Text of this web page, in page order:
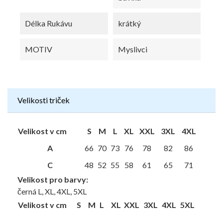
Délka Rukávu krátký
MOTIV Myslivci
Velikosti triček
Velikost v cm S M L XL XXL 3XL
4XL
A
66 70 73 76 78 82
86
C
48 52 55 58 61 65
71
Velikost pro barvy:
černá L, XL, 4XL, 5XL
Velikost v cm
S M L XL XXL 3XL 4XL 5XL